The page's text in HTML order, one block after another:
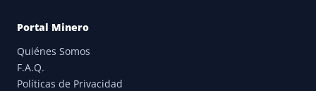
Portal Minero
Quiénes Somos
F.A.Q.
Políticas de Privacidad